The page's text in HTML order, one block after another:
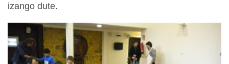
izango dute.